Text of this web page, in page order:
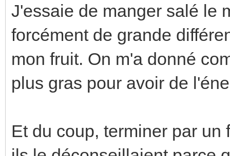
J'essaie de manger salé le
forcément de grande
mon fruit. On m'a donné
plus gras pour avoir de
Et du coup, terminer par